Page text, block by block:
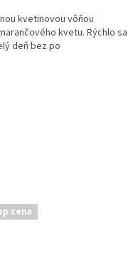
kvetinovou vôňou
kvetu. Rýchlo sa
deň bez po
cena